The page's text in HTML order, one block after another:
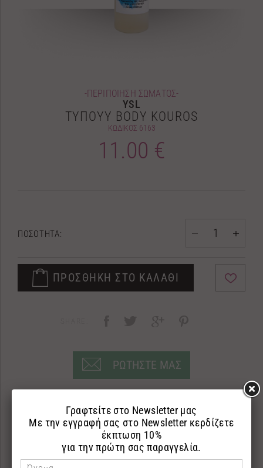
-ΠΕΡΙΠΟΙΗΣΗ ΣΩΜΑΤΟΣ-
YSL
ΤΥΠΟΥΥ BODY KOUROS
ΚΩΔΙΚΟΣ 6163
11.00 €
ΠΟΣΟΤΗΤΑ:
ΠΡΟΣΘΗΚΗ ΣΤΟ ΚΑΛΑΘΙ
ΡΩΤΗΣΤΕ ΜΑΣ
ΕΠΙΣΤΡΟΦΕΣ
ΠΛΗΡΩΜΗ